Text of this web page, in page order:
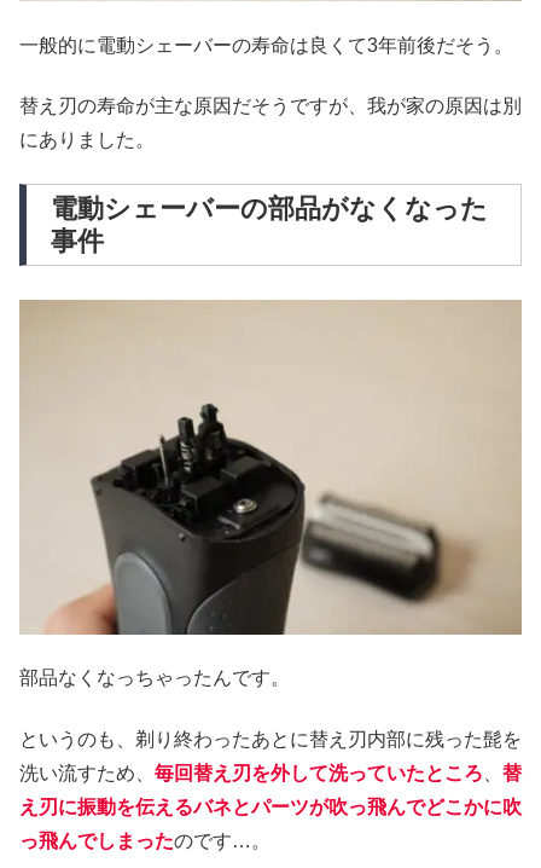
一般的に電動シェーバーの寿命は良くて3年前後だそう。
替え刃の寿命が主な原因だそうですが、我が家の原因は別
にありました。
電動シェーバーの部品がなくなった
事件
部品なくなっちゃったんです。
というのも、剃り終わったあとに替え刃内部に残った髭を
洗い流すため、 毎回替え刃を外して洗っていたところ
替
え刃に振動を伝えるバネとパーツが吹っ飛んでどこかに吹
っ飛んでしまったのです…。